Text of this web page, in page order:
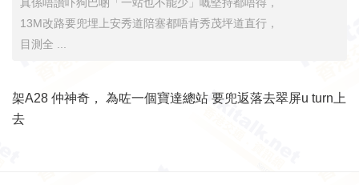
13M改路要兜埋上安秀道陪塞都唔肯秀茂坪道直行，
目測全 ...
架A28 仲神奇， 為咗一個寶達總站 要兜返落去翠屏u turn上
去